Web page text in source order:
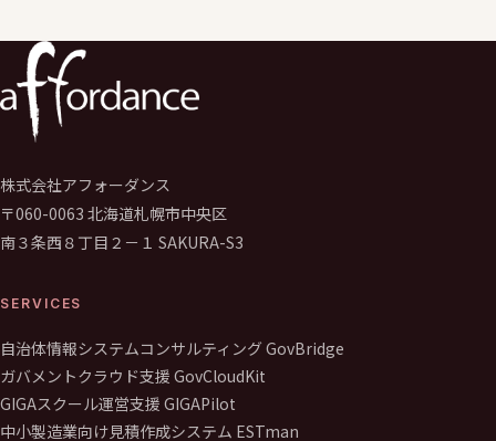
株式会社アフォーダンス
〒060-0063 北海道札幌市中央区
南３条西８丁目２－１ SAKURA-S3
SERVICES
自治体情報システムコンサルティング GovBridge
ガバメントクラウド支援 GovCloudKit
GIGAスクール運営支援 GIGAPilot
中小製造業向け見積作成システム ESTman